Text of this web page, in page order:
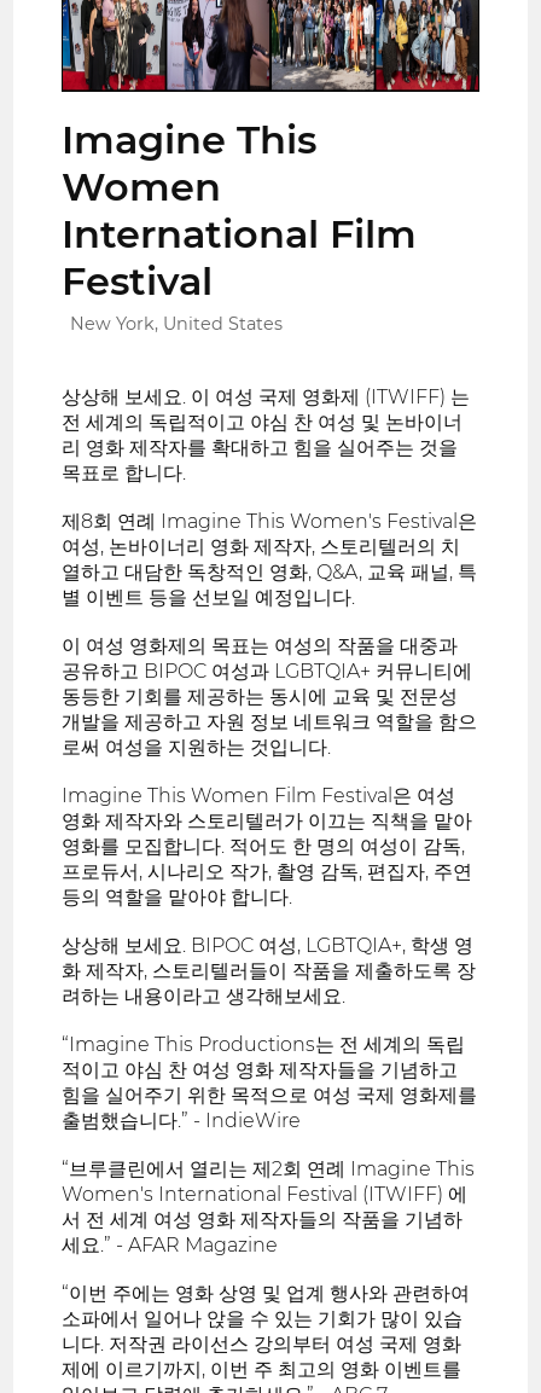
Imagine This
Women
International Film
Festival
New York, United States
상상해 보세요. 이 여성 국제 영화제 (ITWIFF) 는
전 세계의 독립적이고 야심 찬 여성 및 논바이너
리 영화 제작자를 확대하고 힘을 실어주는 것을
목표로 합니다.
제8회 연례 Imagine This Women's Festival은
여성, 논바이너리 영화 제작자, 스토리텔러의 치
열하고 대담한 독창적인 영화, Q&A, 교육 패널, 특
별 이벤트 등을 선보일 예정입니다.
이 여성 영화제의 목표는 여성의 작품을 대중과
공유하고 BIPOC 여성과 LGBTQIA+ 커뮤니티에
동등한 기회를 제공하는 동시에 교육 및 전문성
개발을 제공하고 자원 정보 네트워크 역할을 함으
로써 여성을 지원하는 것입니다.
Imagine This Women Film Festival은 여성
영화 제작자와 스토리텔러가 이끄는 직책을 맡아
영화를 모집합니다. 적어도 한 명의 여성이 감독,
프로듀서, 시나리오 작가, 촬영 감독, 편집자, 주연
등의 역할을 맡아야 합니다.
상상해 보세요. BIPOC 여성, LGBTQIA+, 학생 영
화 제작자, 스토리텔러들이 작품을 제출하도록 장
려하는 내용이라고 생각해보세요.
“Imagine This Productions는 전 세계의 독립
적이고 야심 찬 여성 영화 제작자들을 기념하고
힘을 실어주기 위한 목적으로 여성 국제 영화제를
출범했습니다.” - IndieWire
“브루클린에서 열리는 제2회 연례 Imagine This
Women's International Festival (ITWIFF) 에
서 전 세계 여성 영화 제작자들의 작품을 기념하
세요.” - AFAR Magazine
“이번 주에는 영화 상영 및 업계 행사와 관련하여
소파에서 일어나 앉을 수 있는 기회가 많이 있습
니다. 저작권 라이선스 강의부터 여성 국제 영화
제에 이르기까지, 이번 주 최고의 영화 이벤트를